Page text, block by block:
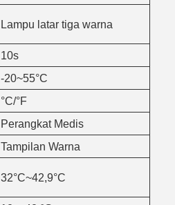
Lampu latar tiga warna
10s
-20~55°C
°C/°F
Perangkat Medis
Tampilan Warna
32°C~42,9°C